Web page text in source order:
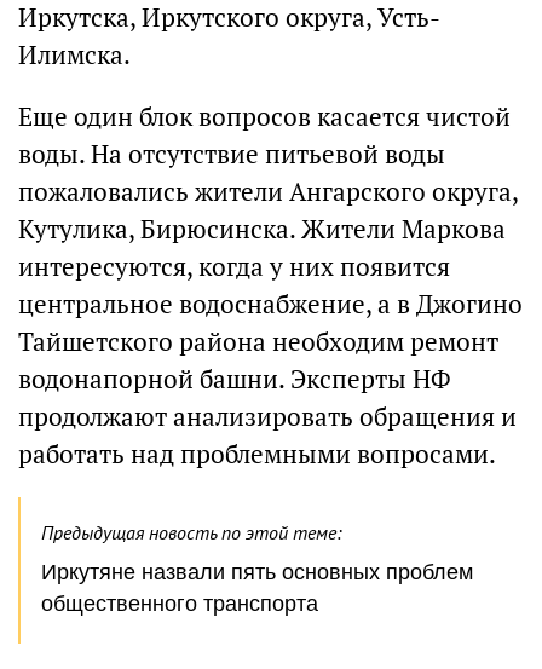
Иркутска, Иркутского округа, Усть-
Илимска.
Еще один блок вопросов касается чистой
воды. На отсутствие питьевой воды
пожаловались жители Ангарского округа,
Кутулика, Бирюсинска. Жители Маркова
интересуются, когда у них появится
центральное водоснабжение, а в Джогино
Тайшетского района необходим ремонт
водонапорной башни. Эксперты НФ
продолжают анализировать обращения и
работать над проблемными вопросами.
Предыдущая новость по этой теме:
Иркутяне назвали пять основных проблем
общественного транспорта